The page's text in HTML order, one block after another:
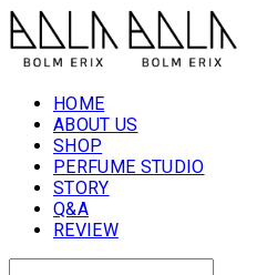
HOME
ABOUT US
SHOP
PERFUME STUDIO
STORY
Q&A
REVIEW